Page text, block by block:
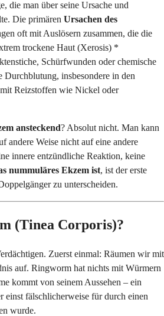
die man über seine Ursache und
Die primären Ursachen des
oft mit Auslösern zusammen, die die
trockene Haut (Xerosis) *
Schürfwunden oder chemische
Durchblutung, insbesondere in den
Reizstoffen wie Nickel oder
ansteckend? Absolut nicht. Man kann
andere Weise nicht auf eine andere
innere entzündliche Reaktion, keine
nummuläres Ekzem ist, ist der erste
zu unterscheiden.
(Tinea Corporis)?
Zuerst einmal: Räumen wir mit
auf. Ringworm hat nichts mit Würmern
kommt von seinem Aussehen – ein
einst fälschlicherweise für durch einen
wurde.